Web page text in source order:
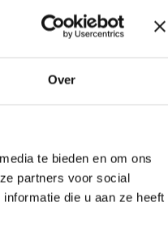
Over
te bieden en om ons
partners voor social
die u aan ze heeft